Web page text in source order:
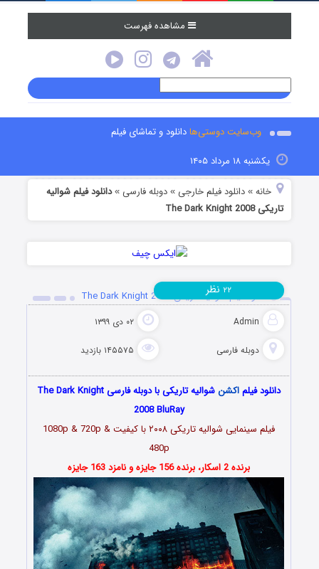
مشاهده فهرست
وب‌سایت دوستی‌هادانلود و تماشای فیلم
یکشنبه ۱۸ مرداد ۱۴۰۵
خانه »دانلود فیلم خارجی »دوبله فارسی »دانلود فیلم شوالیه
تاریکی The Dark Knight 2008
دانلود فیلم شوالیه تاریکی The Dark Knight 2008
Admin ۰۲ دی ۱۳۹۹
دوبله فارسی ۱۴۵۵۷۵ بازدید
۲۲ نظر
دانلود فیلماکشن
شوالیه تاریکی با دوبله فارسی The Dark Knight
2008 BluRay
فیلم سینمایی شوالیه تاریکی۲۰۰۸
با کیفیت 1080p & 720p &
480p
برنده 2 اسکار، برنده 156 جایزه و نامزد 163 جایزه